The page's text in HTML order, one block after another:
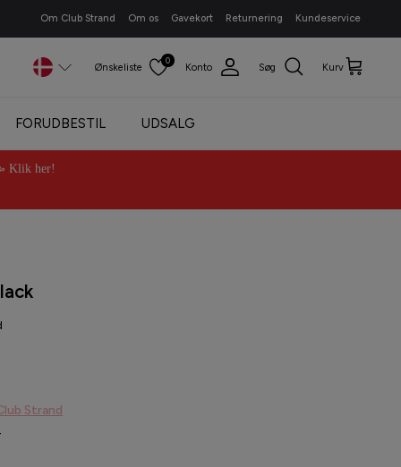
Om Club Strand Om os Gavekort Returnering Kundeservice
Ønskeliste
0
Konto Søg Kurv
FORUDBESTIL UDSALG
Klik her!
Strand